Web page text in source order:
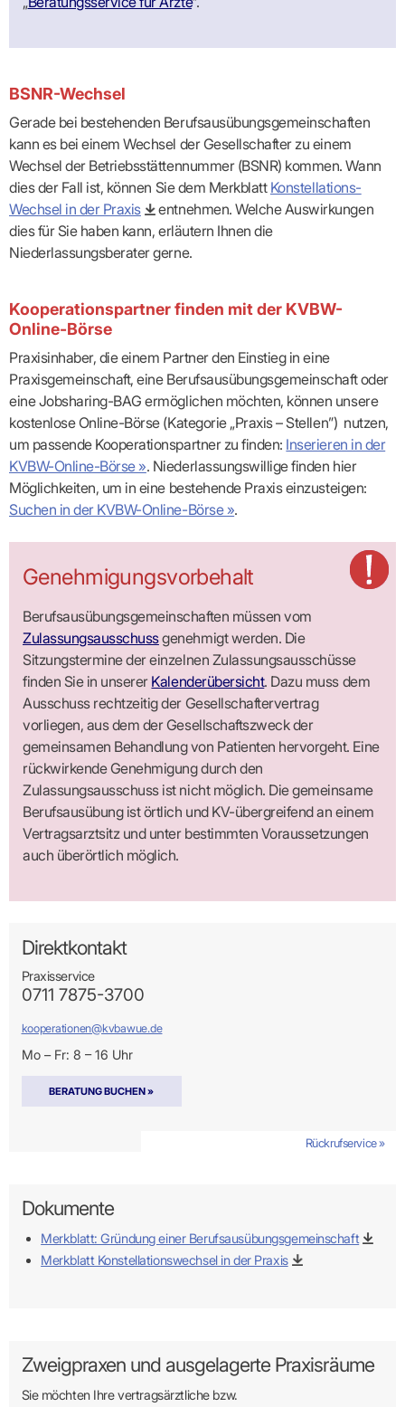
BSNR-Wechsel
Gerade bei bestehenden Berufsausübungsgemeinschaften
kann es bei einem Wechsel der Gesellschafter zu einem
Wechsel der Betriebsstättennummer (BSNR) kommen. Wann
dies der Fall ist, können Sie dem Merkblatt Konstellations-
Wechsel in der Praxis
entnehmen. Welche Auswirkungen
dies für Sie haben kann, erläutern Ihnen die
Niederlassungsberater gerne.
Kooperationspartner finden mit der KVBW-
Online-Börse
Praxisinhaber, die einem Partner den Einstieg in eine
Praxisgemeinschaft, eine Berufsausübungs­gemeinschaft oder
eine Jobsharing-BAG ermöglichen möchten, können unsere
kostenlose Online-Börse (Kategorie „Praxis – Stellen”) nutzen,
um passende Kooperationspartner zu finden: Inserieren in der
KVBW-Online-Börse ». Niederlassungswillige finden hier
Möglichkeiten, um in eine bestehende Praxis einzusteigen:
Suchen in der KVBW-Online-Börse ».
Genehmigungsvorbehalt
Berufsausübungsgemeinschaften müssen vom
Zulassungsausschussgenehmigt werden. Die
Sitzungstermine der einzelnen Zulassungsausschüsse
finden Sie in unserer Kalenderübersicht. Dazu muss dem
Ausschuss rechtzeitig der Gesellschaftervertrag
vorliegen, aus dem der Gesellschaftszweck der
gemeinsamen Behandlung von Patienten hervorgeht. Eine
rückwirkende Genehmigung durch den
Zulassungsausschuss ist nicht möglich. Die gemeinsame
Berufsausübung ist örtlich und KV-übergreifend an einem
Vertragsarztsitz und unter bestimmten Voraussetzungen
auch überörtlich möglich.
Direktkontakt
Praxisservice
0711 7875-3700
kooperationen@kvbawue.de
Mo – Fr: 8 – 16 Uhr
BERATUNG BUCHEN »
Rückrufservice »
Dokumente
Merkblatt: Gründung einer Berufsausübungsgemeinschaft
Merkblatt Konstellationswechsel in der Praxis
Zweigpraxen und ausgelagerte Praxisräume
Sie möchten Ihre vertragsärztliche bzw.